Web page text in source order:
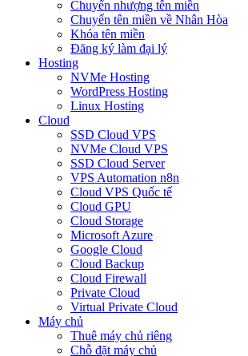
Chuyển nhượng tên miền
Chuyển tên miền về Nhân Hòa
Khóa tên miền
Đăng ký làm đại lý
Hosting
NVMe Hosting
WordPress Hosting
Linux Hosting
Cloud
SSD Cloud VPS
NVMe Cloud VPS
SSD Cloud Server
VPS Automation n8n
Cloud VPS Quốc tế
Cloud GPU
Cloud Storage
Microsoft Azure
Google Cloud
Cloud Backup
Cloud Firewall
Private Cloud
Virtual Private Cloud
Máy chủ
Thuê máy chủ riêng
Chỗ đặt máy chủ